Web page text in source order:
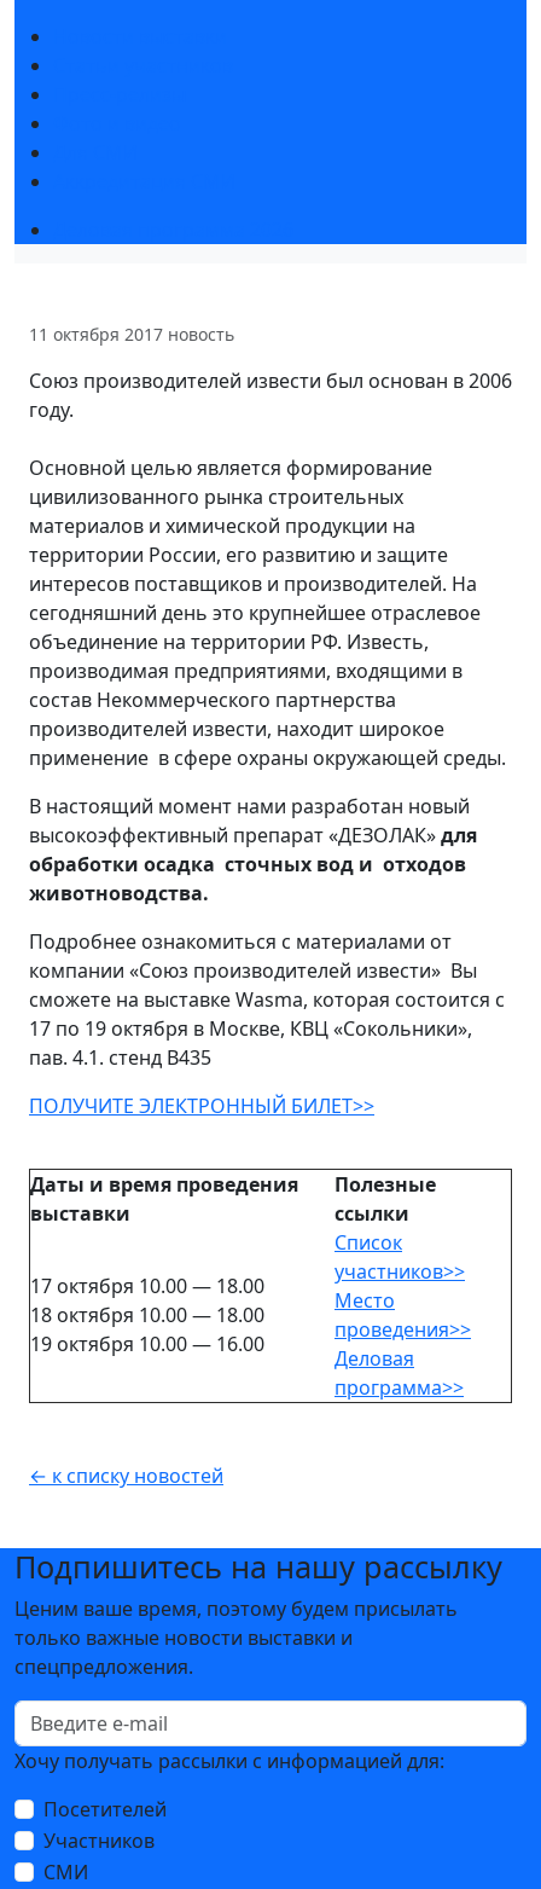
11 октября 2017 новость
Союз производителей извести был основан в 2006
году.
Основной целью является формирование
цивилизованного рынка строительных
материалов и химической продукции на
территории России, его развитию и защите
интересов поставщиков и производителей. На
сегодняшний день это крупнейшее отраслевое
объединение на территории РФ. Известь,
производимая предприятиями, входящими в
состав Некоммерческого партнерства
производителей извести, находит широкое
применение в сфере охраны окружающей среды.
В настоящий момент нами разработан новый
высокоэффективный препарат «ДЕЗОЛАК»для
обработки осадка сточных вод и отходов
животноводства.
Подробнее ознакомиться с материалами от
компании «Союз производителей извести» Вы
сможете на выставке Wasma, которая состоится с
17 по 19 октября в Москве, КВЦ «Сокольники»,
пав. 4.1. cтенд В435
ПОЛУЧИТЕ ЭЛЕКТРОННЫЙ БИЛЕТ>>
Даты и время проведения
выставки
Полезные
ссылки
17 октября 10.00 — 18.00
18 октября 10.00 — 18.00
19 октября 10.00 — 16.00
Список
участников>>
Место
проведения>>
Деловая
программа>>
← к списку новостей
Подпишитесь на нашу рассылку
Ценим ваше время, поэтому будем присылать
только важные новости выставки и
спецпредложения.
Хочу получать рассылки с информацией для:
Посетителей
Участников
СМИ